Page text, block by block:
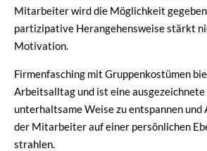
Mitarbeiter wird die Möglichkeit
partizipative Herangehensweise stärkt
Motivation.
Firmenfasching mit Gruppenkostümen
Arbeitsalltag und ist eine
unterhaltsame Weise zu entspannen
der Mitarbeiter auf einer persönlichen
strahlen.